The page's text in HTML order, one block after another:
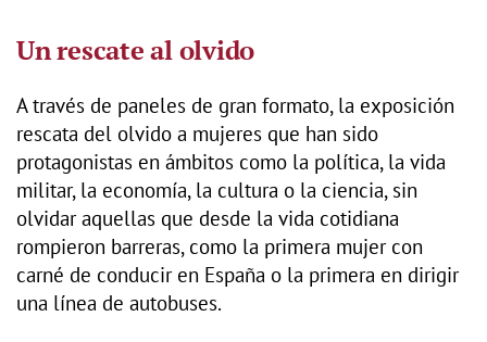
Un rescate al olvido
A través de paneles de gran formato, la exposición
rescata del olvido a mujeres que han sido
protagonistas en ámbitos como la política, la vida
militar, la economía, la cultura o la ciencia, sin
olvidar aquellas que desde la vida cotidiana
rompieron barreras, como la primera mujer con
carné de conducir en España o la primera en dirigir
una línea de autobuses.